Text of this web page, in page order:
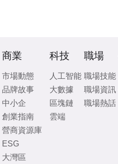
商業
市場動態
品牌故事
中小企
創業指南
營商資源庫
ESG
大灣區
科技
人工智能
大數據
區塊鏈
雲端
職場
職場技能
職場資訊
職場熱話